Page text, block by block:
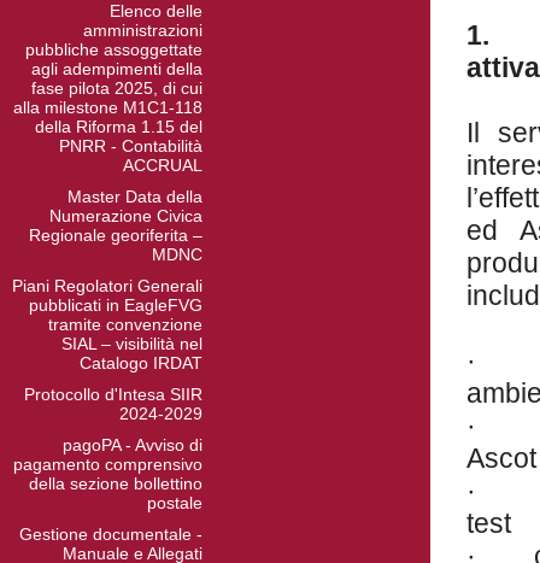
Elenco delle
amministrazioni
pubbliche assoggettate
agli adempimenti della
fase pilota 2025, di cui
alla milestone M1C1-118
della Riforma 1.15 del
PNRR - Contabilità
ACCRUAL
Master Data della
Numerazione Civica
Regionale georiferita –
MDNC
Piani Regolatori Generali
pubblicati in EagleFVG
tramite convenzione
SIAL – visibilità nel
Catalogo IRDAT
Protocollo d'Intesa SIIR
2024-2029
pagoPA - Avviso di
pagamento comprensivo
della sezione bollettino
postale
Gestione documentale -
Manuale e Allegati
Il
ed
·
·
·
test
·